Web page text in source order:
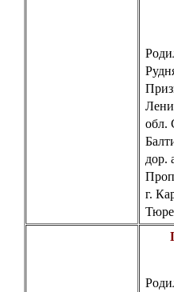
обл.
дор.
г.